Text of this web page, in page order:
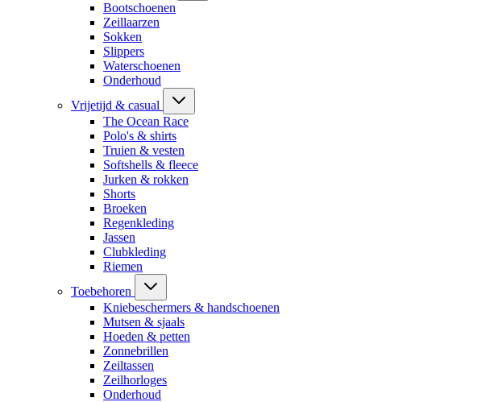
Bootschoenen
Zeillaarzen
Sokken
Slippers
Waterschoenen
Onderhoud
Vrijetijd & casual
The Ocean Race
Polo's & shirts
Truien & vesten
Softshells & fleece
Jurken & rokken
Shorts
Broeken
Regenkleding
Jassen
Clubkleding
Riemen
Toebehoren
Kniebeschermers & handschoenen
Mutsen & sjaals
Hoeden & petten
Zonnebrillen
Zeiltassen
Zeilhorloges
Onderhoud